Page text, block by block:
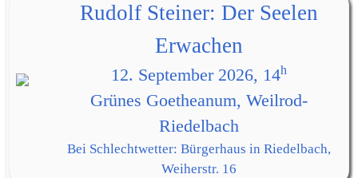
Rudolf Steiner: Der Seelen
Erwachen
12. September 2026, 14h
Grünes Goetheanum, Weilrod-
Riedelbach
Bei Schlechtwetter: Bürgerhaus in Riedelbach,
Weiherstr. 16